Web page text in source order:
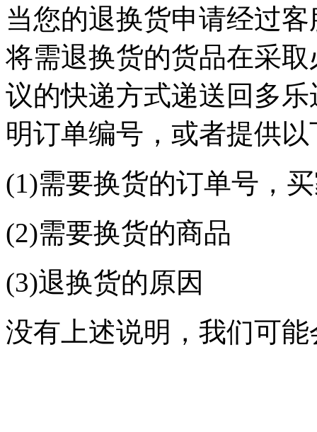
当您的退换货申请经过
将需退换货的货品在采
议的快递方式递送回多
明订单编号，或者提供
(1)需要换货的订单号，
(2)需要换货的商品
(3)退换货的原因
没有上述说明，我们可